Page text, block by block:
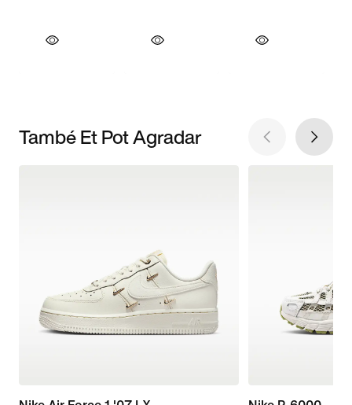
També Et Pot Agradar